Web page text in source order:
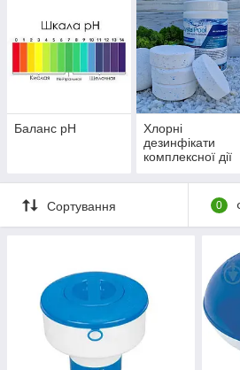
лабораторних випробувань продукції
Держспоживслужби (Державна служба
безпеки харчових продуктів та
басейнів ОБОВ'ЯЗКА
висновком («Висновок державної
експертизи», «Висновок СЕС»). Не
здоров'ям. Купуйте перевірену
басейнів від виробників з репутацією.
Баланс pH
Хлорні
дезинфікати
комплексної дії
Сортування 0